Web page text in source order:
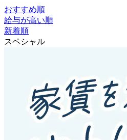
おすすめ順
給与が高い順
新着順
スペシャル